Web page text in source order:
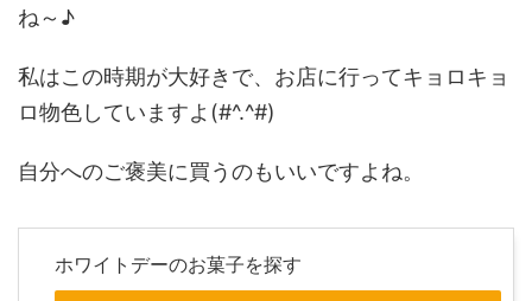
ね～♪
私はこの時期が大好きで、お店に行ってキョロキョ
ロ物色していますよ(#^.^#)
自分へのご褒美に買うのもいいですよね。
ホワイトデーのお菓子を探す